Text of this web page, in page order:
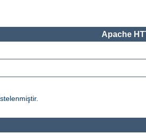
Apache